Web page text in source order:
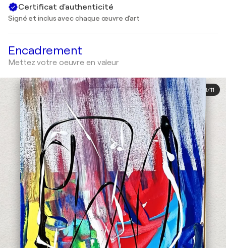
Certificat d'authenticité
Signé et inclus avec chaque œuvre d'art
Encadrement
Mettez votre oeuvre en valeur
1/11